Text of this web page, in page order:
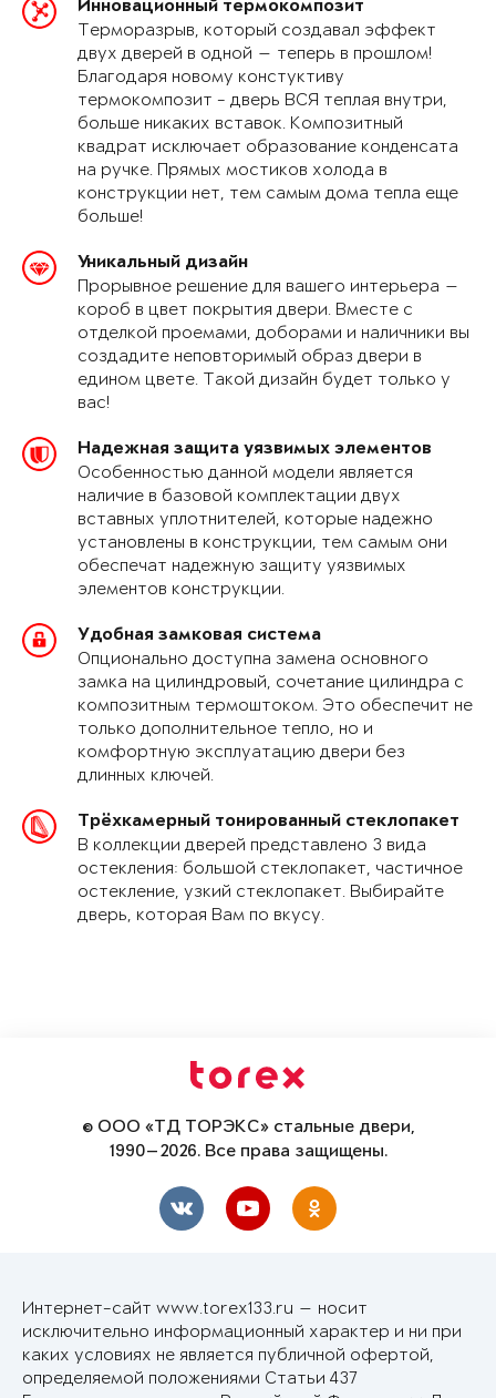
Инновационный термокомпозит
Терморазрыв, который создавал эффект
двух дверей в одной — теперь в прошлом!
Благодаря новому констуктиву
термокомпозит - дверь ВСЯ теплая внутри,
больше никаких вставок. Композитный
квадрат исключает образование конденсата
на ручке. Прямых мостиков холода в
конструкции нет, тем самым дома тепла еще
больше!
Уникальный дизайн
Прорывное решение для вашего интерьера —
короб в цвет покрытия двери. Вместе с
отделкой проемами, доборами и наличники вы
создадите неповторимый образ двери в
едином цвете. Такой дизайн будет только у
вас!
Надежная защита уязвимых элементов
Особенностью данной модели является
наличие в базовой комплектации двух
вставных уплотнителей, которые надежно
установлены в конструкции, тем самым они
обеспечат надежную защиту уязвимых
элементов конструкции.
Удобная замковая система
Опционально доступна замена основного
замка на цилиндровый, сочетание цилиндра с
композитным термоштоком. Это обеспечит не
только дополнительное тепло, но и
комфортную эксплуатацию двери без
длинных ключей.
Трёхкамерный тонированный стеклопакет
В коллекции дверей представлено 3 вида
остекления: большой стеклопакет, частичное
остекление, узкий стеклопакет. Выбирайте
дверь, которая Вам по вкусу.
© ООО «ТД ТОРЭКС» стальные двери,
1990—2026. Все права защищены.
Интернет-сайт www.torex133.ru — носит
исключительно информационный характер и ни при
каких условиях не является публичной офертой,
определяемой положениями Статьи 437